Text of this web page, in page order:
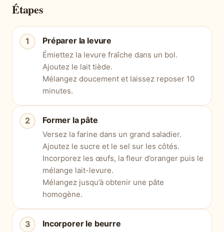
Étapes
Préparer la levure
Émiettez la levure fraîche dans un bol.
Ajoutez le lait tiède.
Mélangez doucement et laissez reposer 10
minutes.
Former la pâte
Versez la farine dans un grand saladier.
Ajoutez le sucre et le sel sur les côtés.
Incorporez les œufs, la fleur d’oranger puis le
mélange lait-levure.
Mélangez jusqu’à obtenir une pâte
homogène.
Incorporer le beurre